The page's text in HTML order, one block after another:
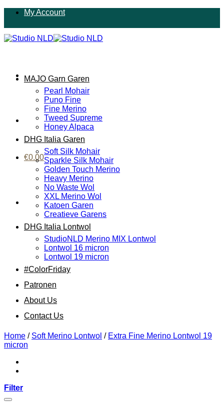
inhoud
My Account
€0.00
MAJO Garn Garen
Pearl Mohair
Puno Fine
Fine Merino
Tweed Supreme
Honey Alpaca
DHG Italia Garen
Soft Silk Mohair
Sparkle Silk Mohair
Golden Touch Merino
Heavy Merino
No Waste Wol
XXL Merino Wol
Katoen Garen
Creatieve Garens
DHG Italia Lontwol
StudioNLD Merino MIX Lontwol
Lontwol 16 micron
Lontwol 19 micron
#ColorFriday
Patronen
About Us
Contact Us
Home / Soft Merino Lontwol / Extra Fine Merino Lontwol 19
micron
Filter